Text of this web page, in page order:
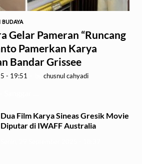
BUDAYA
Gelar Pameran “Runcang
Pamerkan Karya
Bandar Grissee
- 19:51 chusnul cahyadi
Dua Film Karya Sineas Gresik Movie
Diputar di IWAFF Australia